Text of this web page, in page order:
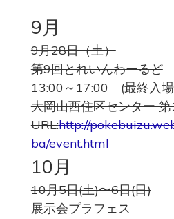
9月
9月28日（土）
第9回とれいんわーるど
13:00～17:00 (最終入
大岡山西住区センター
URL:http://
ba/event.html
10月
10月5日(土)〜6日(日)
展示会プラフェス